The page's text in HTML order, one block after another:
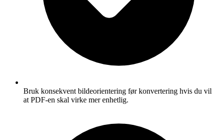
Bruk konsekvent bildeorientering før konvertering hvis du vil
at PDF-en skal virke mer enhetlig.